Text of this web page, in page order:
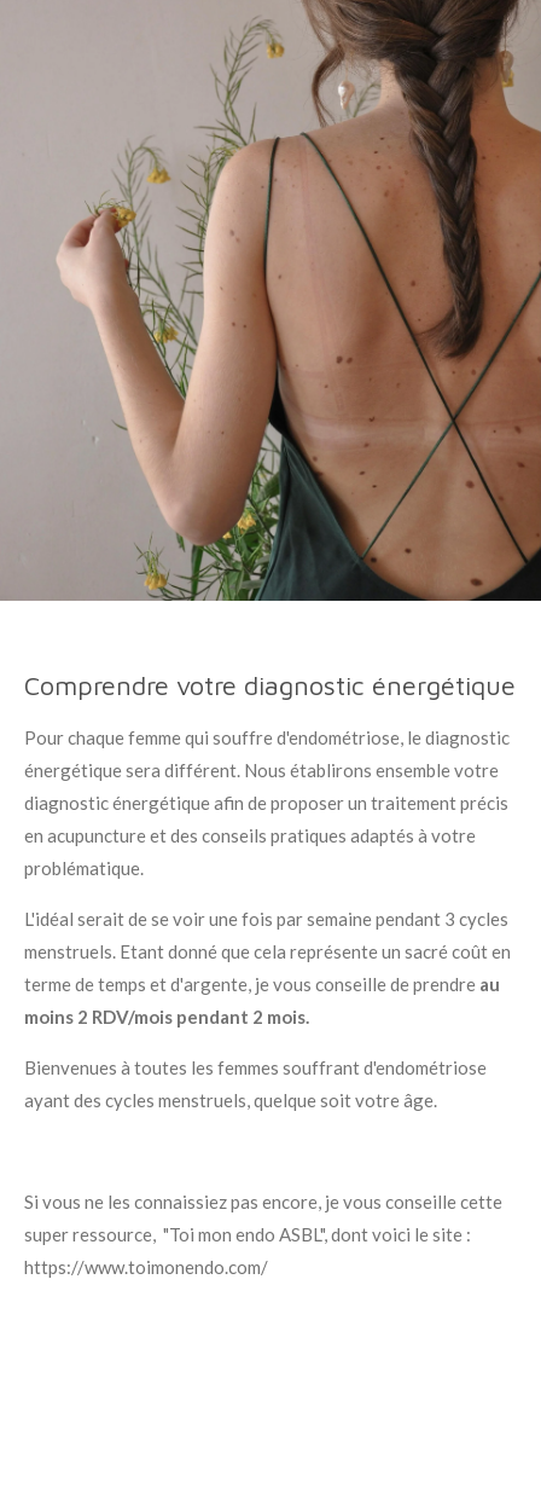
Comprendre votre diagnostic énergétique
Pour chaque femme qui souffre d'endométriose, le diagnostic
énergétique sera différent. Nous établirons ensemble votre
diagnostic énergétique afin de proposer un traitement précis
en acupuncture et des conseils pratiques adaptés à votre
problématique.
L'idéal serait de se voir une fois par semaine pendant 3 cycles
menstruels. Etant donné que cela représente un sacré coût en
terme de temps et d'argente, je vous conseille de prendre au
moins 2 RDV/mois pendant 2 mois.
Bienvenues à toutes les femmes souffrant d'endométriose
ayant des cycles menstruels, quelque soit votre âge.
Si vous ne les connaissiez pas encore, je vous conseille cette
super ressource, "Toi mon endo ASBL", dont voici le site :
https://www.toimonendo.com/